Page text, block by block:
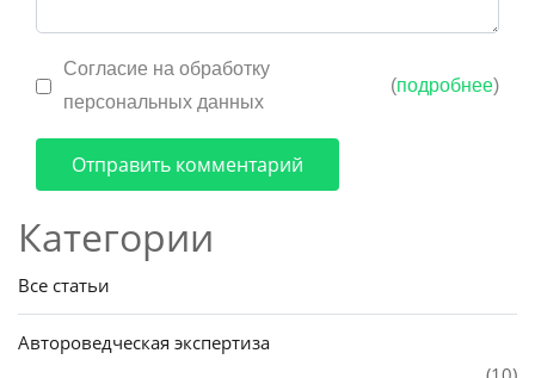
Согласие на обработку
персональных данных
(подробнее)
Отправить комментарий
Категории
Все статьи
Автороведческая экспертиза